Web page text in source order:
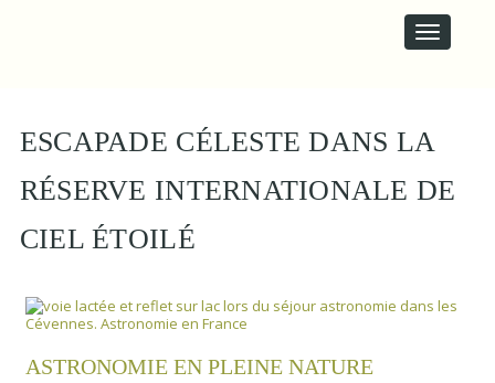
N
c
o
n
t
ESCAPADE CÉLESTE DANS LA
RÉSERVE INTERNATIONALE DE
CIEL ÉTOILÉ
ASTRONOMIE EN PLEINE NATURE